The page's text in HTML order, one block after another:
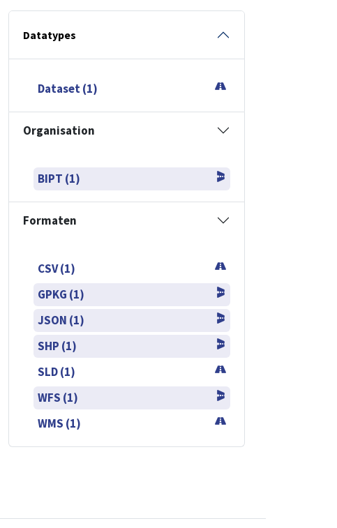
Datatypes
Dataset (1)
Organisation
BIPT (1)
Formaten
CSV (1)
GPKG (1)
JSON (1)
SHP (1)
SLD (1)
WFS (1)
WMS (1)